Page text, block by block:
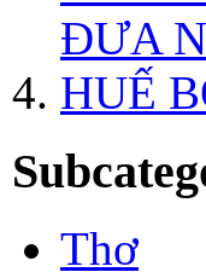
ĐƯA
HUẾ
Thơ